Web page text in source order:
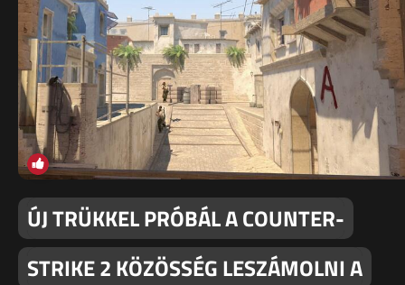
ÚJ TRÜKKEL PRÓBÁL A COUNTER-
STRIKE 2 KÖZÖSSÉG LESZÁMOLNI A